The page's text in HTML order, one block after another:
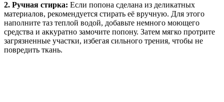
2. Ручная стирка: Если попона сделана из деликатных
материалов, рекомендуется стирать её вручную. Для этого
наполните таз теплой водой, добавьте немного моющего
средства и аккуратно замочите попону. Затем мягко протрите
загрязненные участки, избегая сильного трения, чтобы не
повредить ткань.